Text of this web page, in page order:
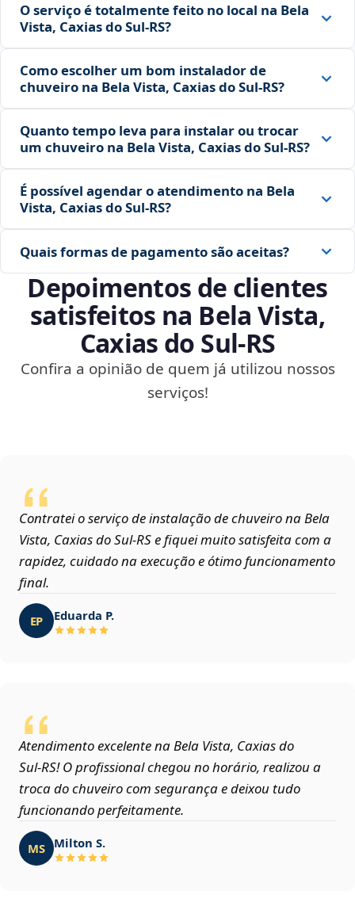
O serviço é totalmente feito no local na Bela
Vista, Caxias do Sul‑RS?
Como escolher um bom instalador de
chuveiro na Bela Vista, Caxias do Sul‑RS?
Quanto tempo leva para instalar ou trocar
um chuveiro na Bela Vista, Caxias do Sul‑RS?
É possível agendar o atendimento na Bela
Vista, Caxias do Sul‑RS?
Quais formas de pagamento são aceitas?
Depoimentos de clientes
satisfeitos na Bela Vista,
Caxias do Sul‑RS
Confira a opinião de quem já utilizou nossos
serviços!
Contratei o serviço de instalação de chuveiro na Bela
Vista, Caxias do Sul‑RS e fiquei muito satisfeita com a
rapidez, cuidado na execução e ótimo funcionamento
final.
EP Eduarda P.
Atendimento excelente na Bela Vista, Caxias do
Sul‑RS! O profissional chegou no horário, realizou a
troca do chuveiro com segurança e deixou tudo
funcionando perfeitamente.
MS Milton S.